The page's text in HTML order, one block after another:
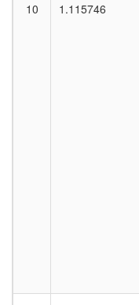
10 1.115746